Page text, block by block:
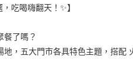
吃喝嗨翻天！✨】
餐了嗎？
地，五大門市各具特色主題，搭